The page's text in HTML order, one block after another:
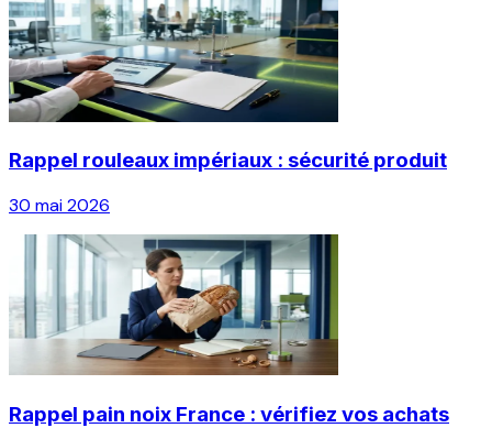
Rappel rouleaux impériaux : sécurité produit
30 mai 2026
Rappel pain noix France : vérifiez vos achats